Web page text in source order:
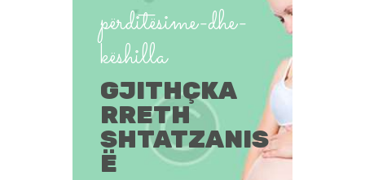
përditësime-dhe-
këshilla
GJITHÇKA
RRETH
SHTATZANIS
Ë